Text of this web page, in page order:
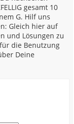
gesamt 10
G. Hilf uns
Gleich hier auf
und Lösungen zu
die Benutzung
Deine